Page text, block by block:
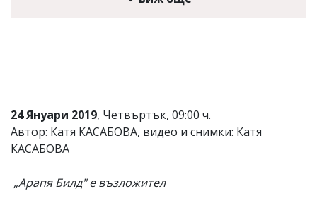
24 Януари 2019, Четвъртък, 09:00 ч.
Автор: Катя КАСАБОВА, видео и снимки: Катя
КАСАБОВА
„Арапя Билд" е възложител